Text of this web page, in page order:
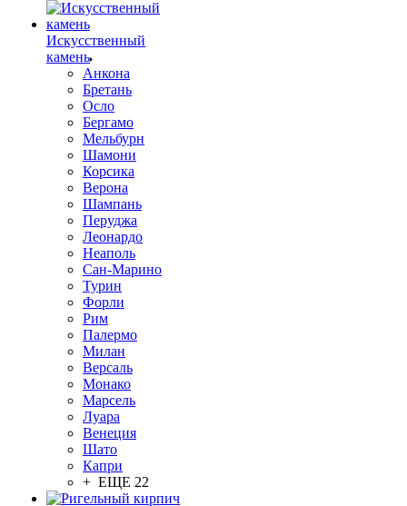
Искусственный
камень
Анкона
Бретань
Осло
Бергамо
Мельбурн
Шамони
Корсика
Верона
Шампань
Перуджа
Леонардо
Неаполь
Сан-Марино
Турин
Форли
Рим
Палермо
Милан
Версаль
Монако
Марсель
Луара
Венеция
Шато
Капри
+ ЕЩЕ 22